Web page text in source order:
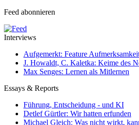
Feed abonnieren
Interviews
Aufgemerkt: Feature
J. Howaldt, C. Kaletka: Keime des
Max Senges: Lernen als Mitlernen
Essays & Reports
Führung, Entscheidung - und KI
Detlef Gürtler: Wir hatten erfunden
Michael Gleich: Was nicht wirkt,